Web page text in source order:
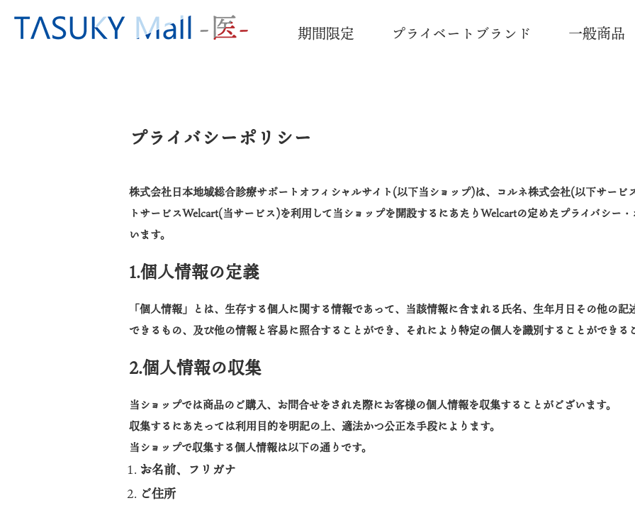
期間限定 プライベートブランド 一般商品
プライバシーポリシー
株式会社日本地域総合診療サポートオフィシャルサイト(以下当ショップ)は、コルネ株式会社(以下サービ
トサービスWelcart(当サービス)を利用して当ショップを開設するにあたりWelcartの定めたプライバシー
います。
1.個人情報の定義
「個人情報」とは、生存する個人に関する情報であって、当該情報に含まれる氏名、生年月日その他の
できるもの、及び他の情報と容易に照合することができ、それにより特定の個人を識別することができる
2.個人情報の収集
当ショップでは商品のご購入、お問合せをされた際にお客様の個人情報を収集することがございます。
収集するにあたっては利用目的を明記の上、適法かつ公正な手段によります。
当ショップで収集する個人情報は以下の通りです。
お名前、フリガナ
ご住所